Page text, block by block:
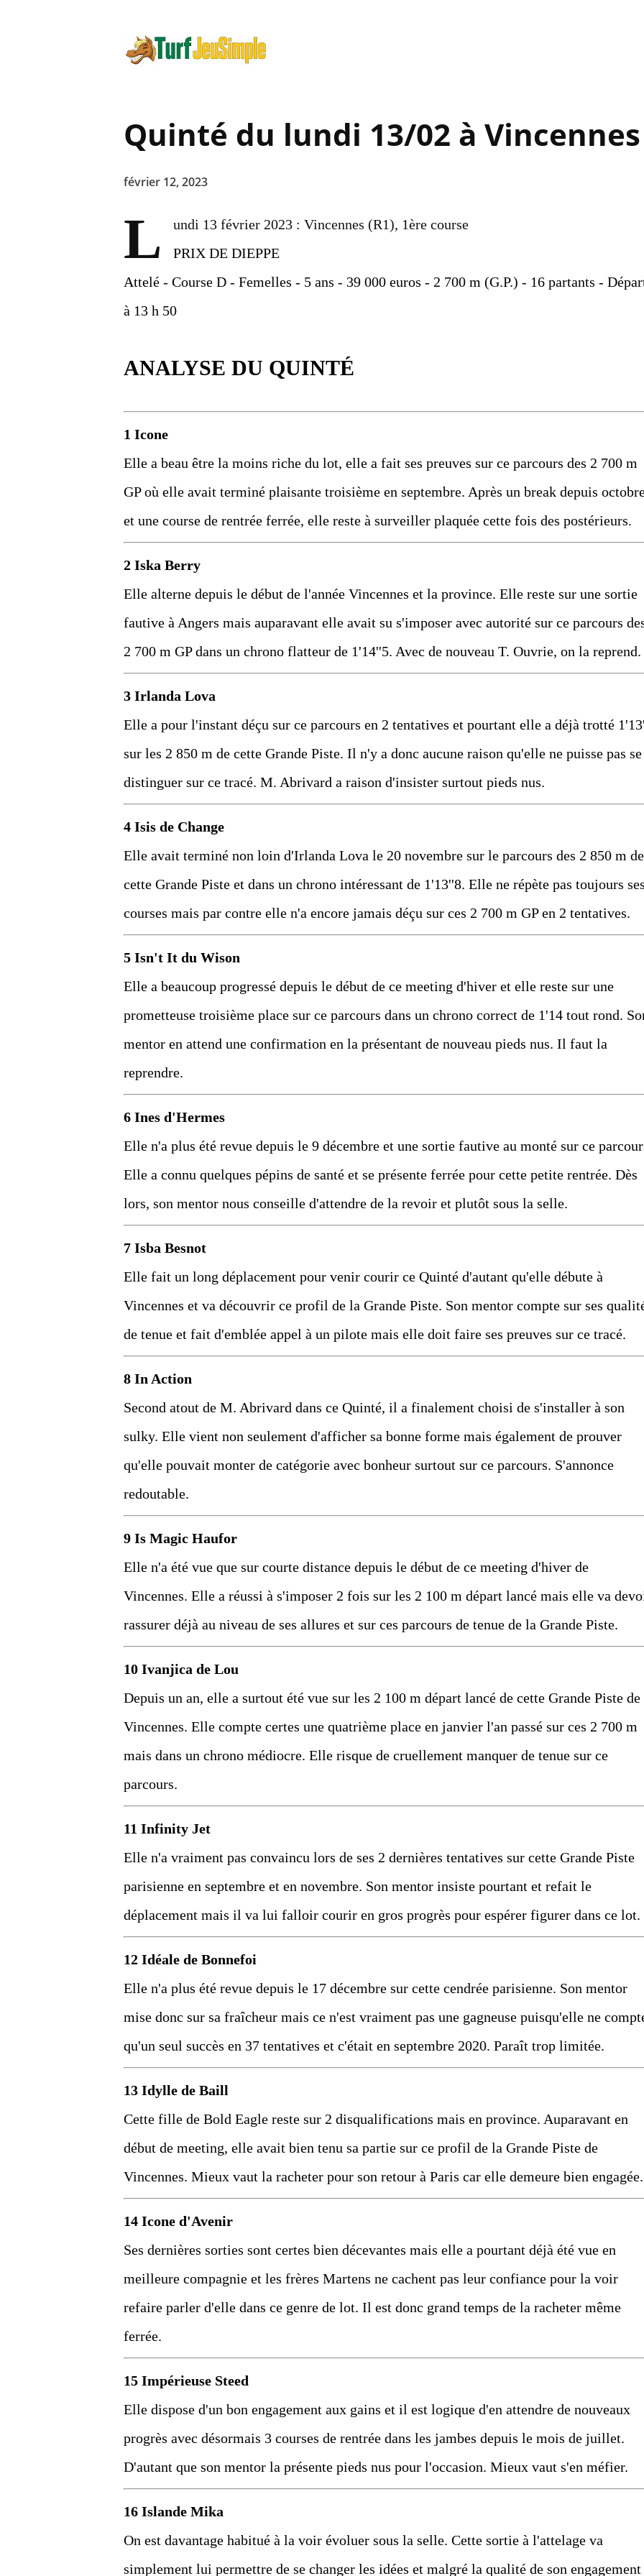
Quinté du lundi 13/02 à Vincennes
février 12, 2023
L
undi 13 février 2023 : Vincennes (R1), 1ère course
PRIX DE DIEPPE
Attelé - Course D - Femelles - 5 ans - 39 000 euros - 2 700 m (G.P.) - 16 partants -
à 13 h 50
ANALYSE DU QUINTÉ
1 Icone
Elle a beau être la moins riche du lot, elle a fait ses preuves sur ce parcours des 2 700 m
GP où elle avait terminé plaisante troisième en septembre. Après un break depuis
et une course de rentrée ferrée, elle reste à surveiller plaquée cette fois des postérieurs.
2 Iska Berry
Elle alterne depuis le début de l'année Vincennes et la province. Elle reste sur une sortie
fautive à Angers mais auparavant elle avait su s'imposer avec autorité sur ce parcours
2 700 m GP dans un chrono flatteur de 1'14''5. Avec de nouveau T. Ouvrie, on la reprend.
3 Irlanda Lova
Elle a pour l'instant déçu sur ce parcours en 2 tentatives et pourtant elle a déjà trotté
sur les 2 850 m de cette Grande Piste. Il n'y a donc aucune raison qu'elle ne puisse pas se
distinguer sur ce tracé. M. Abrivard a raison d'insister surtout pieds nus.
4 Isis de Change
Elle avait terminé non loin d'Irlanda Lova le 20 novembre sur le parcours des 2 850 m de
cette Grande Piste et dans un chrono intéressant de 1'13''8. Elle ne répète pas toujours
courses mais par contre elle n'a encore jamais déçu sur ces 2 700 m GP en 2 tentatives.
5 Isn't It du Wison
Elle a beaucoup progressé depuis le début de ce meeting d'hiver et elle reste sur une
prometteuse troisième place sur ce parcours dans un chrono correct de 1'14 tout rond.
mentor en attend une confirmation en la présentant de nouveau pieds nus. Il faut la
reprendre.
6 Ines d'Hermes
Elle n'a plus été revue depuis le 9 décembre et une sortie fautive au monté sur ce
Elle a connu quelques pépins de santé et se présente ferrée pour cette petite rentrée. Dès
lors, son mentor nous conseille d'attendre de la revoir et plutôt sous la selle.
7 Isba Besnot
Elle fait un long déplacement pour venir courir ce Quinté d'autant qu'elle débute à
Vincennes et va découvrir ce profil de la Grande Piste. Son mentor compte sur ses
de tenue et fait d'emblée appel à un pilote mais elle doit faire ses preuves sur ce tracé.
8 In Action
Second atout de M. Abrivard dans ce Quinté, il a finalement choisi de s'installer à son
sulky. Elle vient non seulement d'afficher sa bonne forme mais également de prouver
qu'elle pouvait monter de catégorie avec bonheur surtout sur ce parcours. S'annonce
redoutable.
9 Is Magic Haufor
Elle n'a été vue que sur courte distance depuis le début de ce meeting d'hiver de
Vincennes. Elle a réussi à s'imposer 2 fois sur les 2 100 m départ lancé mais elle va
rassurer déjà au niveau de ses allures et sur ces parcours de tenue de la Grande Piste.
10 Ivanjica de Lou
Depuis un an, elle a surtout été vue sur les 2 100 m départ lancé de cette Grande Piste de
Vincennes. Elle compte certes une quatrième place en janvier l'an passé sur ces 2 700 m
mais dans un chrono médiocre. Elle risque de cruellement manquer de tenue sur ce
parcours.
11 Infinity Jet
Elle n'a vraiment pas convaincu lors de ses 2 dernières tentatives sur cette Grande Piste
parisienne en septembre et en novembre. Son mentor insiste pourtant et refait le
déplacement mais il va lui falloir courir en gros progrès pour espérer figurer dans ce lot.
12 Idéale de Bonnefoi
Elle n'a plus été revue depuis le 17 décembre sur cette cendrée parisienne. Son mentor
mise donc sur sa fraîcheur mais ce n'est vraiment pas une gagneuse puisqu'elle ne
qu'un seul succès en 37 tentatives et c'était en septembre 2020. Paraît trop limitée.
13 Idylle de Baill
Cette fille de Bold Eagle reste sur 2 disqualifications mais en province. Auparavant en
début de meeting, elle avait bien tenu sa partie sur ce profil de la Grande Piste de
Vincennes. Mieux vaut la racheter pour son retour à Paris car elle demeure bien engagée.
14 Icone d'Avenir
Ses dernières sorties sont certes bien décevantes mais elle a pourtant déjà été vue en
meilleure compagnie et les frères Martens ne cachent pas leur confiance pour la voir
refaire parler d'elle dans ce genre de lot. Il est donc grand temps de la racheter même
ferrée.
15 Impérieuse Steed
Elle dispose d'un bon engagement aux gains et il est logique d'en attendre de nouveaux
progrès avec désormais 3 courses de rentrée dans les jambes depuis le mois de juillet.
D'autant que son mentor la présente pieds nus pour l'occasion. Mieux vaut s'en méfier.
16 Islande Mika
On est davantage habitué à la voir évoluer sous la selle. Cette sortie à l'attelage va
simplement lui permettre de se changer les idées et malgré la qualité de son engagement